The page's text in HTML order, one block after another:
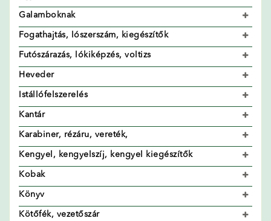
Galamboknak
Fogathajtás, lószerszám, kiegészítők
Futószárazás, lókiképzés, voltizs
Heveder
Istállófelszerelés
Kantár
Karabiner, rézáru, vereték,
Kengyel, kengyelszíj, kengyel kiegészítők
Kobak
Könyv
Kötőfék, vezetőszár